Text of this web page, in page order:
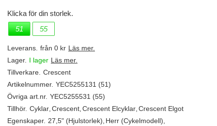
Klicka för din storlek.
51
55
Leverans. från 0 kr Läs mer.
Lager. I lager Läs mer.
Tillverkare. Crescent
Artikelnummer. YEC5255131 (51)
Övriga art.nr. YEC5255531 (55)
Tillhör. Cyklar Crescent Crescent Elcyklar Crescent Elgot
Egenskaper. 27,5" (Hjulstorlek) Herr (Cykelmodell)